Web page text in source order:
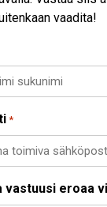
vaadita!
*
vastuusi eroaa